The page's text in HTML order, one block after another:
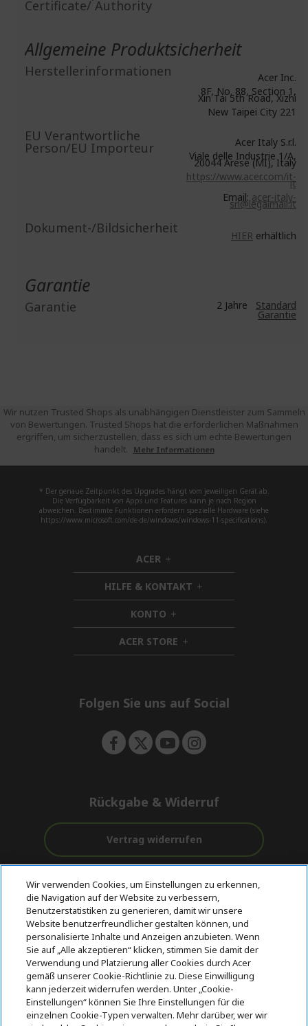
Certificate/ Authority
Allgemeine Produktsicherheit
Herstellerinformationen
Acer Inc.
8F, No. 88, Section 1,
Xin Tai 5th Road, Xizhi
New Taipei City 221
EU Verantwortliche
Person/EU Importeur
Acer Italy S.r.l.
Viale delle Industrie 1/A,
20044 Arese (MI), Italy
https://www.acer.com/it-
it
Email:acer-italy-
srl@legalmail.it
Dokument-/Bildsicherheit HIER erhältlich
Garantie
Garantie 2 Jahre Standard
Garantie
Wir nutzen Trusted Shops als unabhängigen Dienstleister zum Sammeln
von Bewertungen. Trusted Shops hat die erforderlichen Maßnahmen
ergriffen, um sicherzustellen, dass es sich um echte Bewertungen
handelt.
Mehr Informationen
* Der genaue Zeitpunkt des Upgrades hängt vom jeweiligen Gerät ab.
Die Verfügbarkeit von Apps und Features kann je nach Region
abweichen. Bestimmte Funktionen erfordern spezielle Hardware (siehe
https://www.microsoft.com/de-de/windows/windows-11-specifications).
ACER h
i
d
d
e
n
HILFE & KONTAKT h
i
d
n
KONTO h
i
d
d
ACER STORE h
i
e
Folgen Sie uns auf Social
Rückgabe & Widerruf
Vertrag widerrufen
Kostenloser
Versand
vor und nach
dem Kauf
Zahlung
© 2026 Acer Inc.
CPYou BV ist der autorisierte Wiederverkäufer und Händler der
Produkte und Dienstleistungen, die in diesem Shop angeboten
werden.
Wir verwenden Cookies, um Einstellungen zu erkennen,
die Navigation auf der Website zu verbessern,
Benutzerstatistiken zu generieren, damit wir unsere
Website benutzerfreundlicher gestalten können, und
personalisierte Inhalte und Anzeigen anzubieten. Wenn
Sie auf „Alle akzeptieren“ klicken, stimmen Sie damit der
Verwendung und Platzierung aller Cookies durch Acer
gemäß unserer Cookie-Richtlinie zu. Diese Einwilligung
kann jederzeit widerrufen werden. Unter „Cookie-
Einstellungen“ können Sie Ihre Einstellungen für die
einzelnen Cookie-Typen verwalten. Mehr darüber, wer wir